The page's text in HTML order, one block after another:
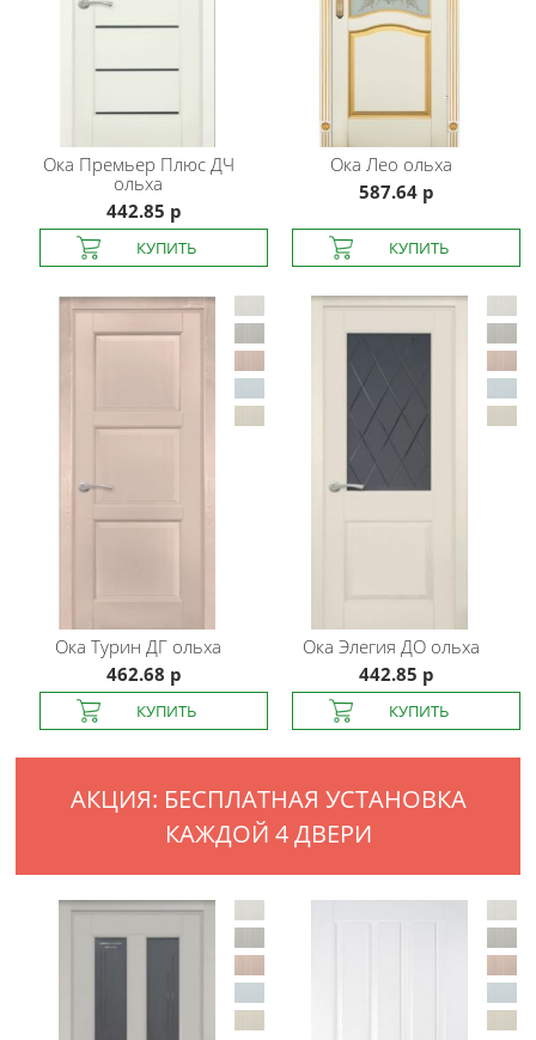
Ока Премьер Плюс ДЧ
ольха
442.85 р
Ока Лео ольха
587.64 р
Ока Турин ДГ ольха
462.68 р
Ока Элегия ДО ольха
442.85 р
АКЦИЯ: БЕСПЛАТНАЯ УСТАНОВКА
КАЖДОЙ 4 ДВЕРИ